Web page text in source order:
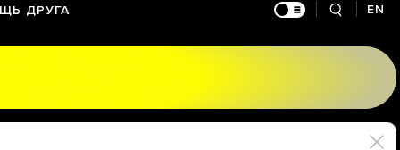
ДРУГА EN